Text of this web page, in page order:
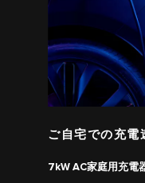
ご自宅での充電
7kW AC家庭用充電